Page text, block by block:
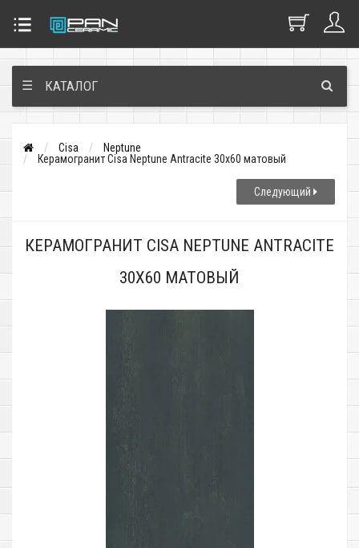
☰ КАТАЛОГ
Cisa
Neptune
Керамогранит Cisa Neptune Antracite 30x60 матовый
Следующий
КЕРАМОГРАНИТ CISA NEPTUNE ANTRACITE
30X60 МАТОВЫЙ